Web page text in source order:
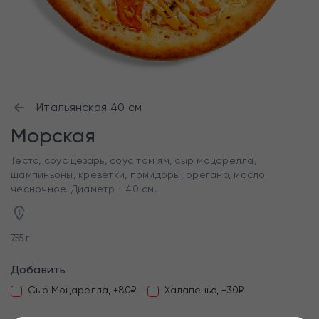
Итальянская 40 см
Морская
Тесто, соус цезарь, соус том ям, сыр моцарелла,
шампиньоны, креветки, помидоры, орегано, масло
чесночное. Диаметр - 40 см.
755 г
Добавить
Сыр Моцарелла, +80₽ Халапеньо, +30₽